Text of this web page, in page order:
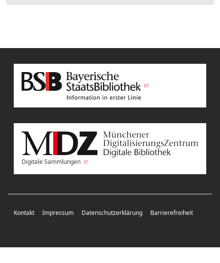
Digitale Sammlungen
Kontakt Impressum Datenschutzerklärung Barrierefreiheit